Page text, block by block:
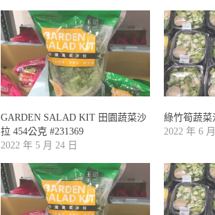
GARDEN SALAD KIT 田園蔬菜沙
拉 454公克 #231369
2022 年 5 月 24 日
綠竹筍蔬菜
2022 年 6